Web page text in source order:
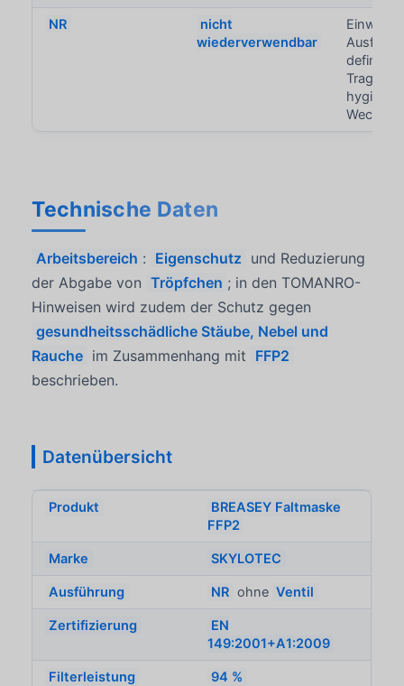
NR
nicht
wiederverwendbar
Einweg-
definierte
Wechsel
Technische Daten
Arbeitsbereich : Eigenschutz und Reduzierung
der Abgabe von Tröpfchen ; in den TOMANRO-
Hinweisen wird zudem der Schutz gegen
gesundheitsschädliche Stäube, Nebel und
Rauche im Zusammenhang mit FFP2
beschrieben.
Datenübersicht
Produkt
BREASEY Faltmaske
FFP2
Marke SKYLOTEC
Ausführung NR ohne Ventil
Zertifizierung
EN
149:2001+A1:2009
Filterleistung 94 %